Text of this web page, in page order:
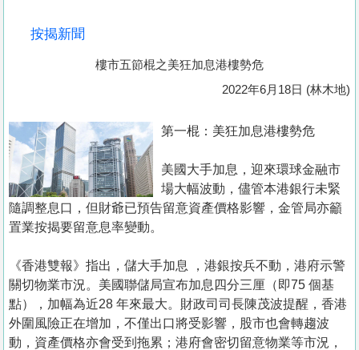
置
業
手
冊
於
我
們
按揭新聞
樓市五節棍之美狂加息港樓勢危
2022年6月18日 (林木地)
第一棍：美狂加息港樓勢危
美國大手加息，迎來環球金融市
場大幅波動，儘管本港銀行未緊
隨調整息口，但財爺已預告留意資產價格影響，金管局亦籲
置業按揭要留意息率變動。
《香港雙報》指出，儲大手加息 ，港銀按兵不動，港府示警
關切物業市況。美國聯儲局宣布加息四分三厘（即75 個基
點），加幅為近28 年來最大。財政司司長陳茂波提醒，香港
外圍風險正在增加，不僅出口將受影響，股市也會轉趨波
動，資產價格亦會受到拖累；港府會密切留意物業等市況，